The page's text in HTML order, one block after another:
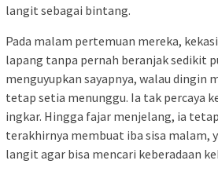
langit sebagai bintang.
Pada malam pertemuan mereka,
lapang tanpa pernah beranjak sedikit
menguyupkan sayapnya, walau dingin
tetap setia menunggu. Ia tak percaya
ingkar. Hingga fajar menjelang, ia
terakhirnya membuat iba sisa malam,
langit agar bisa mencari keberadaan